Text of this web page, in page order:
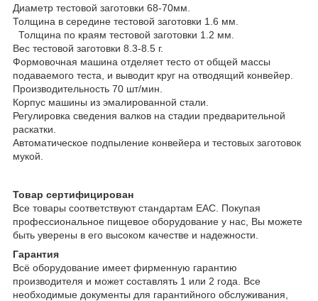
Диаметр тестовой заготовки 68-70мм.
Толщина в середине тестовой заготовки 1.6 мм.
Толщина по краям тестовой заготовки 1.2 мм.
Вес тестовой заготовки 8.3-8.5 г.
Формовочная машина отделяет тесто от общей массы
подаваемого теста, и выводит круг на отводящий конвейер.
Производительность 70 шт/мин.
Корпус машины из эмалированной стали.
Регулировка сведения валков на стадии предварительной
раскатки.
Автоматическое подпыление конвейера и тестовых заготовок
мукой.
Товар сертифицирован
Все товары соответствуют стандартам EAC. Покупая
профессиональное пищевое оборудование у нас, Вы можете
быть уверены в его высоком качестве и надежности.
Гарантия
Всё оборудование имеет фирменную гарантию
производителя и может составлять 1 или 2 года. Все
необходимые документы для гарантийного обслуживания,